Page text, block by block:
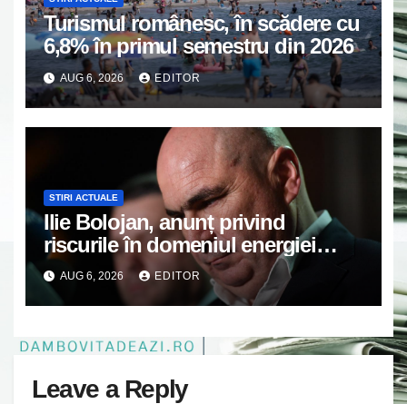
Turismul românesc, în scădere cu
6,8% în primul semestru din 2026
AUG 6, 2026 EDITOR
STIRI ACTUALE
Ilie Bolojan, anunț privind
riscurile în domeniul energiei
electrice. Ce a decis Guvernul
AUG 6, 2026 EDITOR
Leave a Reply